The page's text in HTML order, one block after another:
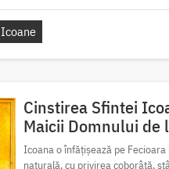
Icoane
Cinstirea Sfintei
Maicii Domnului de
Icoana o înfățișează pe
naturală, cu privirea coborâtă,